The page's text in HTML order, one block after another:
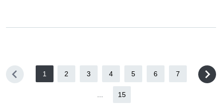
1 2 3 4 5 6 7
15